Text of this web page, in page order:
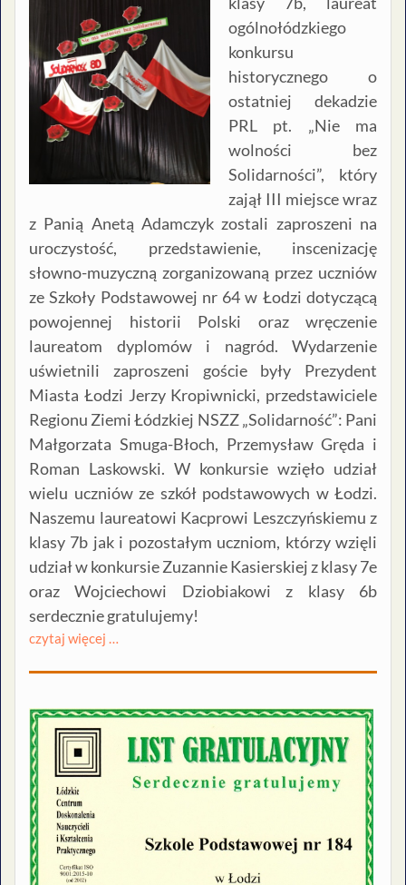
ogólnołódzkiego
konkursu
historycznego o
ostatniej dekadzie
PRL pt. „Nie ma
wolności bez
Solidarności”, który
zajął III miejsce wraz
z Panią Anetą Adamczyk zostali zaproszeni na
uroczystość, przedstawienie, inscenizację
słowno-muzyczną zorganizowaną przez uczniów
ze Szkoły Podstawowej nr 64 w Łodzi dotyczącą
powojennej historii Polski oraz wręczenie
laureatom dyplomów i nagród. Wydarzenie
uświetnili zaproszeni goście były Prezydent
Miasta Łodzi Jerzy Kropiwnicki, przedstawiciele
Regionu Ziemi Łódzkiej NSZZ „Solidarność”: Pani
Małgorzata Smuga-Błoch, Przemysław Gręda i
Roman Laskowski. W konkursie wzięło udział
wielu uczniów ze szkół podstawowych w Łodzi.
Naszemu laureatowi Kacprowi Leszczyńskiemu z
klasy 7b jak i pozostałym uczniom, którzy wzięli
udział w konkursie Zuzannie Kasierskiej z klasy 7e
oraz Wojciechowi Dziobiakowi z klasy 6b
serdecznie gratulujemy!
czytaj więcej …